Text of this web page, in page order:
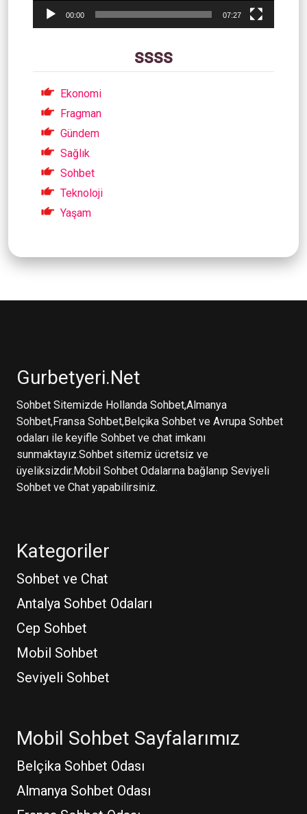
00:00 07:27
ssss
Ekonomi
Fragman
Gündem
Sağlık
Sohbet
Teknoloji
Yaşam
Gurbetyeri.Net
Sohbet Sitemizde Hollanda Sohbet,Almanya
Sohbet,Fransa Sohbet,Belçika Sohbet ve Avrupa Sohbet
odaları ile keyifle Sohbet ve chat imkanı
sunmaktayız.Sohbet sitemiz ücretsiz ve
üyeliksizdir.Mobil Sohbet Odalarına bağlanıp Seviyeli
Sohbet ve Chat yapabilirsiniz.
Kategoriler
Sohbet ve Chat
Antalya Sohbet Odaları
Cep Sohbet
Mobil Sohbet
Seviyeli Sohbet
Mobil Sohbet Sayfalarımız
Belçika Sohbet Odası
Almanya Sohbet Odası